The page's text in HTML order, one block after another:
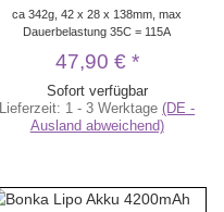
ca 342g, 42 x 28 x 138mm, max
Dauerbelastung 35C = 115A
47,90 € *
Sofort verfügbar
Lieferzeit: 1 - 3 Werktage(DE -
Ausland abweichend)